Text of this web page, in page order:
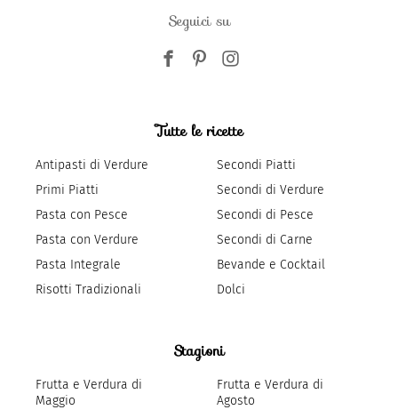
Seguici su
Tutte le ricette
Antipasti di Verdure
Primi Piatti
Pasta con Pesce
Pasta con Verdure
Pasta Integrale
Risotti Tradizionali
Secondi Piatti
Secondi di Verdure
Secondi di Pesce
Secondi di Carne
Bevande e Cocktail
Dolci
Stagioni
Frutta e Verdura di
Maggio
Frutta e Verdura di
Agosto